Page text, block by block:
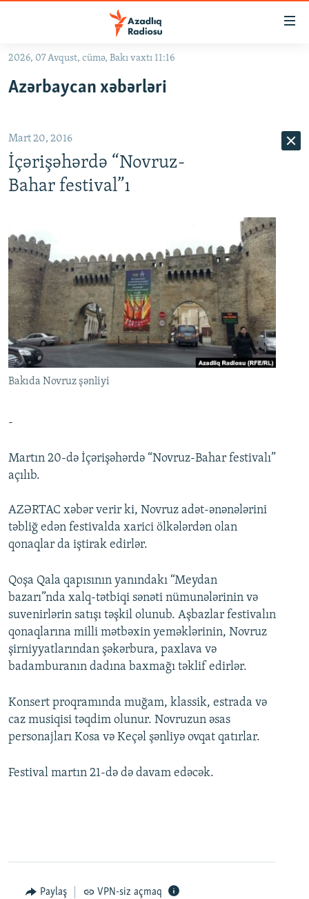
Əsas
qayıt
qayıt
Axtarışa
keçFƏRQƏ BAX
MULTIMEDIA
VIDEO
FOTOQALEREYA
İNFOQRAFIKA
KARIKATURA
RADIO ARXIV
OXU ZALI
AZƏRBAYCAN ƏDƏBIYYATI KITABXANASI
İSLAM VƏ DEMOKRATIYA
HAQQIMIZDA
MISSIYAMIZ
PEŞƏ ETIKASI VƏ JURNALISTIKA STANDARTLARIMIZ
BIZI IZLƏ
2026, 07 Avqust, cümə, Bakı vaxtı 11:16
Azərbaycan xəbərləri
Mart 20, 2016
İçərişəhərdə “Novruz-
Bahar festival”ı
Bakıda Novruz şənliyi
-
Martın 20-də İçərişəhərdə “Novruz-Bahar festivalı”
açılıb.
AZƏRTAC xəbər verir ki, Novruz adət-ənənələrini
təbliğ edən festivalda xarici ölkələrdən olan
qonaqlar da iştirak edirlər.
Qoşa Qala qapısının yanındakı “Meydan
bazarı”nda xalq-tətbiqi sənəti nümunələrinin və
suvenirlərin satışı təşkil olunub. Aşbazlar festivalın
qonaqlarına milli mətbəxin yeməklərinin, Novruz
şirniyyatlarından şəkərbura, paxlava və
badamburanın dadına baxmağı təklif edirlər.
Konsert proqramında muğam, klassik, estrada və
caz musiqisi təqdim olunur. Novruzun əsas
personajları Kosa və Keçəl şənliyə ovqat qatırlar.
Festival martın 21-də də davam edəcək.
Paylaş VPN-siz açmaq